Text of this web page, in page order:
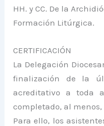
HH. y CC. De la
Formación Litúrgica.
CERTIFICACIÓN
La Delegación
finalización de la
acreditativo a toda
completado, al
Para ello, los